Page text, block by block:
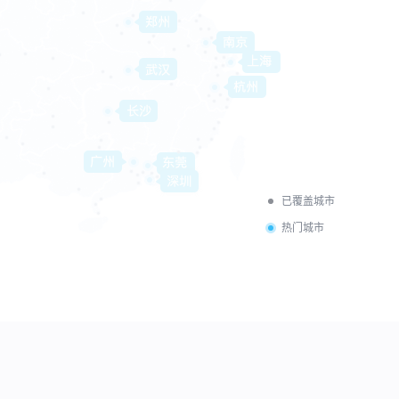
已覆盖城市
热门城市